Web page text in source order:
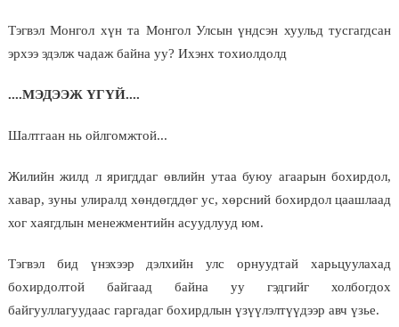
Тэгвэл Монгол хүн та Монгол Улсын үндсэн хуульд тусгагдсан
эрхээ эдэлж чадаж байна уу? Ихэнх тохиолдолд
....МЭДЭЭЖ ҮГҮЙ....
Шалтгаан нь ойлгомжтой...
Жилийн жилд л яригддаг өвлийн утаа буюу агаарын бохирдол,
хавар, зуны улиралд хөндөгддөг ус, хөрсний бохирдол цаашлаад
хог хаягдлын менежментийн асуудлууд юм.
Тэгвэл бид үнэхээр дэлхийн улс орнуудтай харьцуулахад
бохирдолтой байгаад байна уу гэдгийг холбогдох
байгууллагуудаас гаргадаг бохирдлын үзүүлэлтүүдээр авч үзье.